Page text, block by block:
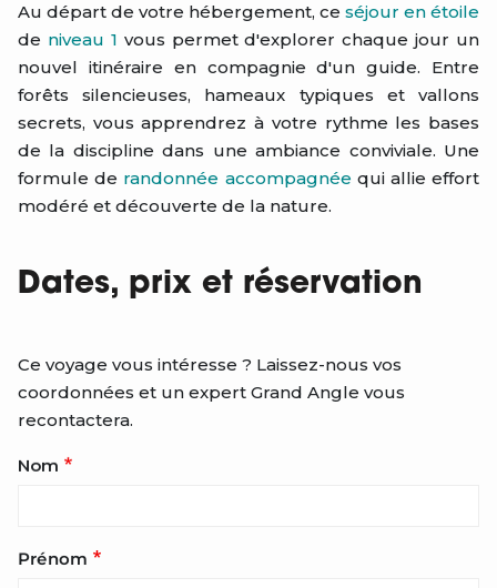
Au départ de votre hébergement, ce séjour en étoile
de niveau 1 vous permet d'explorer chaque jour un
nouvel itinéraire en compagnie d'un guide. Entre
forêts silencieuses, hameaux typiques et vallons
secrets, vous apprendrez à votre rythme les bases
de la discipline dans une ambiance conviviale. Une
formule de randonnée accompagnée qui allie effort
modéré et découverte de la nature.
Dates, prix et réservation
Ce voyage vous intéresse ? Laissez-nous vos
coordonnées et un expert Grand Angle vous
recontactera.
Nom
Prénom